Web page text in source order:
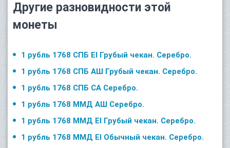
Другие разновидности этой
монеты
1 рубль 1768 СПБ EI Грубый чекан. Серебро.
1 рубль 1768 СПБ АШ Грубый чекан. Серебро.
1 рубль 1768 СПБ СА Серебро.
1 рубль 1768 ММД АШ Серебро.
1 рубль 1768 ММД EI Грубый чекан. Серебро.
1 рубль 1768 ММД EI Обычный чекан. Серебро.